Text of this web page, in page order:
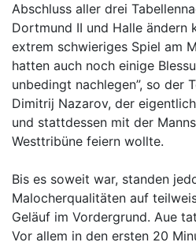
Abschluss aller drei
Dortmund II und Halle ändern
extrem schwieriges Spiel am
hatten auch noch einige
unbedingt nachlegen”, so der
Dimitrij Nazarov, der
und stattdessen mit der
Westtribüne feiern wollte.
Bis es soweit war, standen
Malocherqualitäten auf
Geläuf im Vordergrund. Aue
Vor allem in den ersten 20